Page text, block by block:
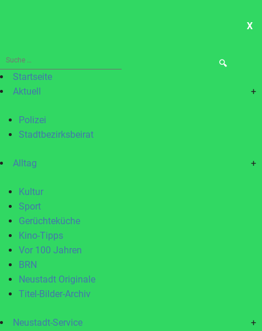
X
Suche
nach:Startseite
Aktuell
+
Polizei
Stadtbezirksbeirat
Alltag +
Kultur
Sport
Gerüchteküche
Kino-Tipps
Vor 100 Jahren
BRN
Neustadt Originale
Titel-Bilder-Archiv
Neustadt-Service +